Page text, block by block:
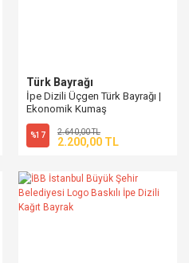
Türk Bayrağı
İpe Dizili Üçgen Türk Bayrağı |
Ekonomik Kumaş
%17 2.640,00 TL
2.200,00 TL